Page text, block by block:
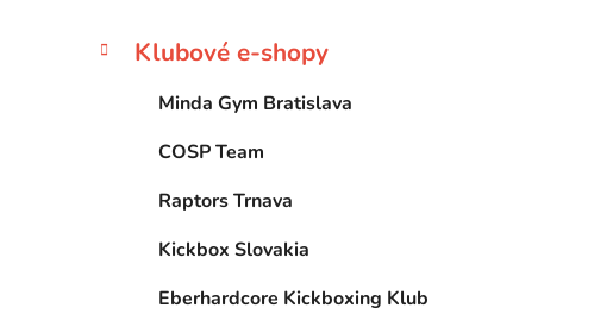
BPreskočiť
kategórie
K
a
Klubové e-shopy
Minda Gym Bratislava
COSP Team
Raptors Trnava
Kickbox Slovakia
Eberhardcore Kickboxing Klub